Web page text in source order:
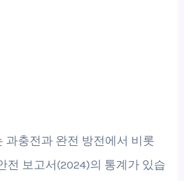
과충전과 완전 방전에서 비롯
전 보고서(2024)의 통계가 있습